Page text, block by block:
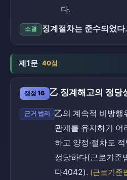
다.
소결 징계절차는 준수되었다.
제1문 40점
쟁점 16 乙 징계해고의 정당
근거 법리
乙의 계속적 비방행
관계를 유지하기 어
하고 양정·절차도
정당하다(근로기준
다4042). (근로기준